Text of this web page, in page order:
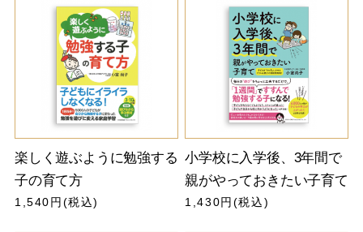
楽しく遊ぶように勉強する
子の育て方
1,540円(税込)
小学校に入学後、3年間で
親がやっておきたい子育て
1,430円(税込)